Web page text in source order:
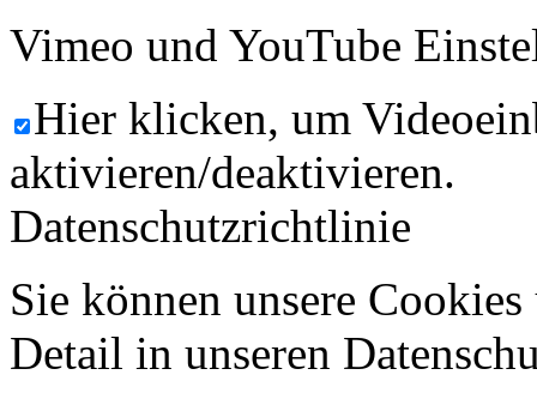
Vimeo und YouTube
Hier klicken, um
aktivieren/deaktivieren.
Datenschutzrichtlinie
Sie können unsere
Detail in unseren